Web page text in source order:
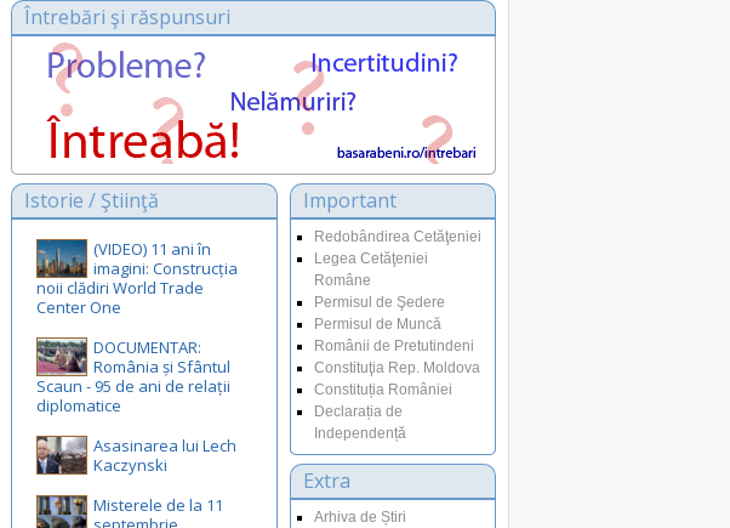
Întrebări şi răspunsuri
Important
Redobândirea Cetăţeniei
Legea Cetăţeniei
Române
Permisul de Şedere
Permisul de Muncă
Românii de Pretutindeni
Constituţia Rep. Moldova
Constituția României
Declarația de
Independență
Extra
Arhiva de Știri
Istorie / Ştiinţă
(VIDEO) 11 ani în
imagini: Construcția
noii clădiri World Trade
Center One
DOCUMENTAR:
România și Sfântul
Scaun - 95 de ani de relații
diplomatice
Asasinarea lui Lech
Kaczynski
Misterele de la 11